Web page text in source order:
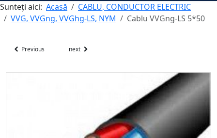
Sunteți aici: Acasă
CABLU, CONDUCTOR ELECTRIC
VVG, VVGng, VVGhg-LS, NYM
Cablu VVGng-LS 5*50
Previous next